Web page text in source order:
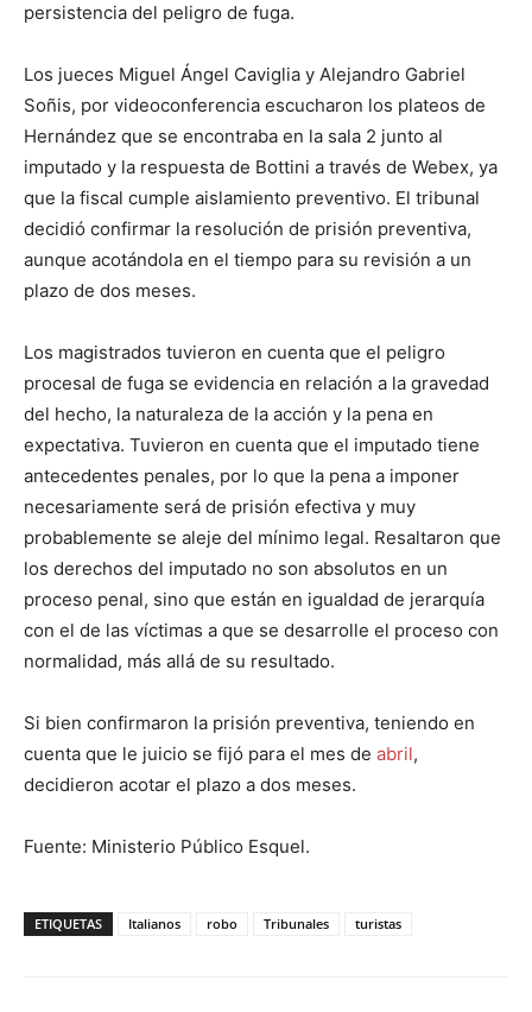
persistencia del peligro de fuga.
Los jueces Miguel Ángel Caviglia y Alejandro Gabriel
Soñis, por videoconferencia escucharon los plateos de
Hernández que se encontraba en la sala 2 junto al
imputado y la respuesta de Bottini a través de Webex, ya
que la fiscal cumple aislamiento preventivo. El tribunal
decidió confirmar la resolución de prisión preventiva,
aunque acotándola en el tiempo para su revisión a un
plazo de dos meses.
Los magistrados tuvieron en cuenta que el peligro
procesal de fuga se evidencia en relación a la gravedad
del hecho, la naturaleza de la acción y la pena en
expectativa. Tuvieron en cuenta que el imputado tiene
antecedentes penales, por lo que la pena a imponer
necesariamente será de prisión efectiva y muy
probablemente se aleje del mínimo legal. Resaltaron que
los derechos del imputado no son absolutos en un
proceso penal, sino que están en igualdad de jerarquía
con el de las víctimas a que se desarrolle el proceso con
normalidad, más allá de su resultado.
Si bien confirmaron la prisión preventiva, teniendo en
cuenta que le juicio se fijó para el mes de abril,
decidieron acotar el plazo a dos meses.
Fuente: Ministerio Público Esquel.
ETIQUETAS Italianos robo Tribunales turistas